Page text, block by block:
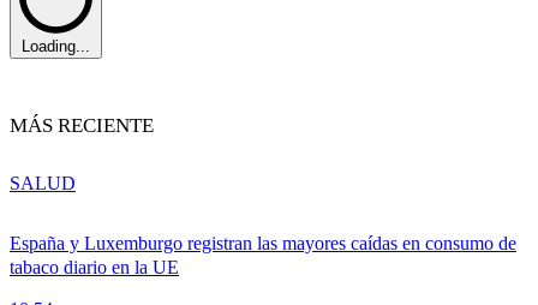
Loading...
MÁS RECIENTE
España y Luxemburgo registran las mayores caídas en consumo de
tabaco diario en la UE
SALUD